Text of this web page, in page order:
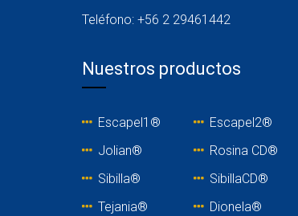
Teléfono: +56 2 29461442
Nuestros productos
Escapel1®
Escapel2®
Jolian®
Rosina CD®
Sibilla®
SibillaCD®
Tejania®
Dionela®